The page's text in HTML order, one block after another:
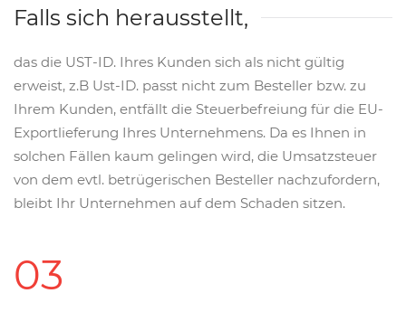
Falls sich herausstellt,
das die UST-ID. Ihres Kunden sich als nicht gültig
erweist, z.B Ust-ID. passt nicht zum Besteller bzw. zu
Ihrem Kunden, entfällt die Steuerbefreiung für die EU-
Exportlieferung Ihres Unternehmens. Da es Ihnen in
solchen Fällen kaum gelingen wird, die Umsatzsteuer
von dem evtl. betrügerischen Besteller nachzufordern,
bleibt Ihr Unternehmen auf dem Schaden sitzen.
03